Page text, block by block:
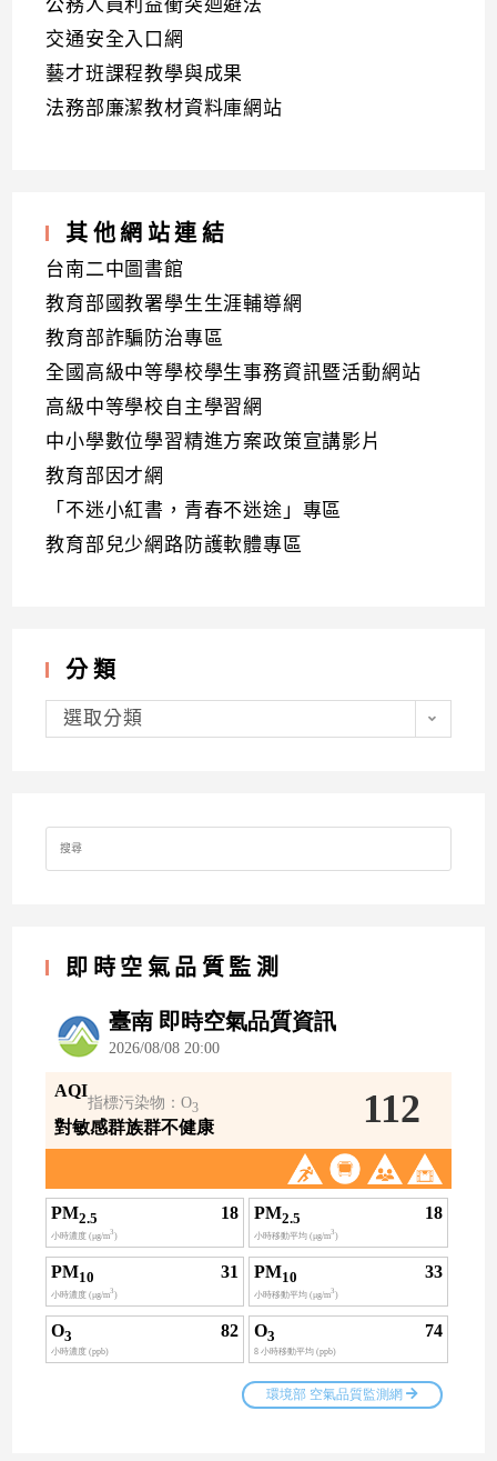
公務人員利益衝突迴避法
交通安全入口網
藝才班課程教學與成果
法務部廉潔教材資料庫網站
其他網站連結
台南二中圖書館
教育部國教署學生生涯輔導網
教育部詐騙防治專區
全國高級中等學校學生事務資訊暨活動網站
高級中等學校自主學習網
中小學數位學習精進方案政策宣講影片
教育部因才網
「不迷小紅書，青春不迷途」專區
教育部兒少網路防護軟體專區
分類
分
類選取分類
Search
for:
即時空氣品質監測